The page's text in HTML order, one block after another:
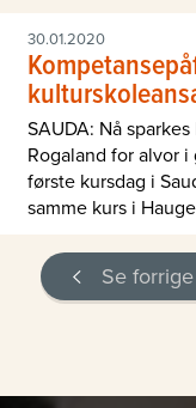
30.01.2020
SAUDA: Nå
Rogaland for alvor i
første kursdag i
samme kurs i
Se forrige